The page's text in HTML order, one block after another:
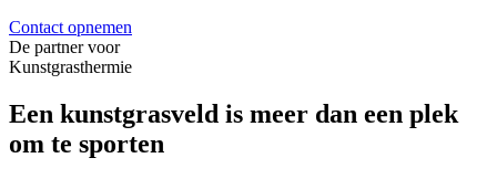
Contact opnemen
De partner voor
Kunstgrasthermie
Een kunstgrasveld is meer dan een plek
om te sporten